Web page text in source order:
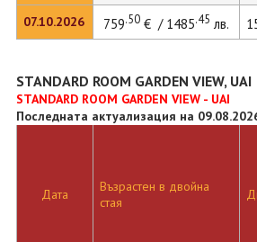
07.10.2026
759.50€ / 1485.45 лв.
STANDARD ROOM GARDEN VIEW, UAI
STANDARD ROOM GARDEN VIEW - UAI
Последната актуализация на
Дата
Възрастен в двойна
стая